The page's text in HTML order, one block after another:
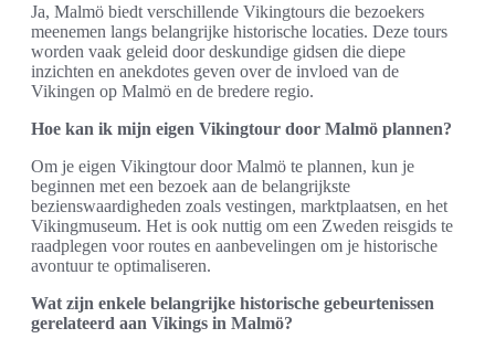
Ja, Malmö biedt verschillende Vikingtours die bezoekers
meenemen langs belangrijke historische locaties. Deze tours
worden vaak geleid door deskundige gidsen die diepe
inzichten en anekdotes geven over de invloed van de
Vikingen op Malmö en de bredere regio.
Hoe kan ik mijn eigen Vikingtour door Malmö plannen?
Om je eigen Vikingtour door Malmö te plannen, kun je
beginnen met een bezoek aan de belangrijkste
bezienswaardigheden zoals vestingen, marktplaatsen, en het
Vikingmuseum. Het is ook nuttig om een Zweden reisgids te
raadplegen voor routes en aanbevelingen om je historische
avontuur te optimaliseren.
Wat zijn enkele belangrijke historische gebeurtenissen
gerelateerd aan Vikings in Malmö?